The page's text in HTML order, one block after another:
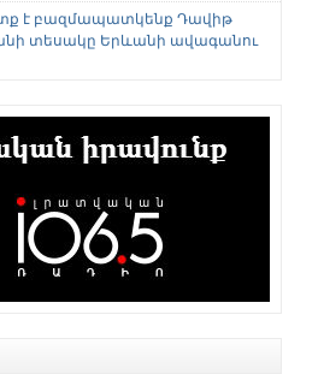
է բազմապատկենք Դավիթ
տեսակը Երևանի ավագանու